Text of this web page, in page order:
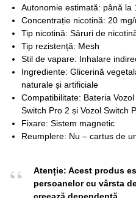
Autonomie estimată: până la
Concentrație nicotină: 20
Tip nicotină: Săruri de
Tip rezistență: Mesh
Stil de vapare: Inhalare
Ingrediente: Glicerină
naturale și artificiale
Compatibilitate: Bateria
Switch Pro 2 și Vozol Switch
Fixare: Sistem magnetic
Reumplere: Nu – cartus de
Atenție: Acest produs
persoanelor cu vârsta